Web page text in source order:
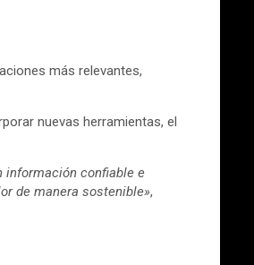
más relevantes,
nuevas herramientas, el
información confiable e
de manera sostenible»,